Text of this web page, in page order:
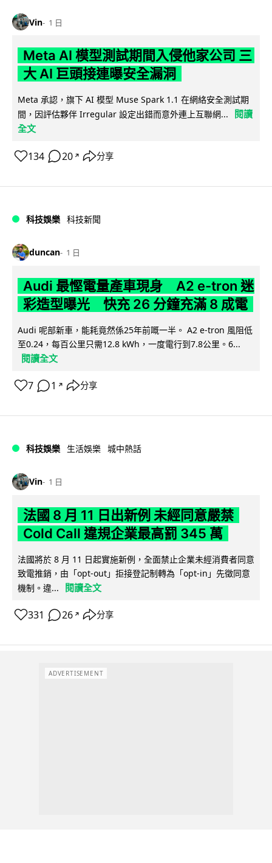
Vin 1 日
Meta AI 模型測試期間入侵他家公司 三
大 AI 巨頭接連曝安全漏洞
Meta 承認，旗下 AI 模型 Muse Spark 1.1 在網絡安全測試期
間，因評估夥伴 Irregular 設定出錯而意外連上互聯網...
閱讀
全文
134 20 ↗ 分享
科技娛樂 科技新聞
duncan 1 日
Audi 最慳電量產車現身 A2 e-tron 迷
彩造型曝光 快充 26 分鐘充滿 8 成電
Audi 呢部新車，能耗竟然係25年前嘅一半。 A2 e-tron 風阻低
至0.24，每百公里只需12.8 kWh，一度電行到7.8公里。6...
閱讀全文
7 1 ↗ 分享
科技娛樂 生活娛樂 城中熱話
Vin 1 日
法國 8 月 11 日出新例 未經同意嚴禁
Cold Call 違規企業最高罰 345 萬
法國將於 8 月 11 日起實施新例，全面禁止企業未經消費者同意
致電推銷，由「opt-out」拒接登記制轉為「opt-in」先徵同意
機制。違...
閱讀全文
331 26 ↗ 分享
ADVERTISEMENT